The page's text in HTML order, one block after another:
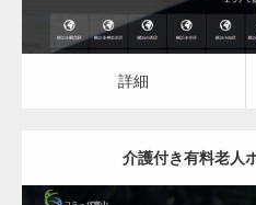
詳細
介護付き有料老人